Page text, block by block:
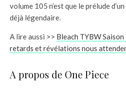
volume 105 n’est que le prélude
déjà légendaire.
A lire aussi >> Bleach TYBW
retards et révélations nous
A propos de One Piece